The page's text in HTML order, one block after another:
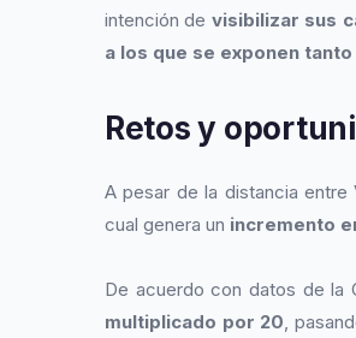
intención de visibilizar sus
a los que se exponen
Retos y
A pesar de la distancia entre
cual genera un incremento
De acuerdo con datos de la
multiplicado por 20,